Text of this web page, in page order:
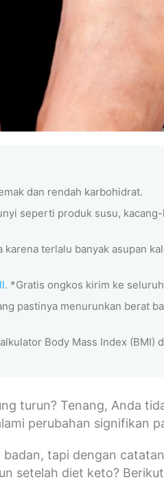
dan rendah karbohidrat.
seperti produk susu,
terlalu banyak asupan
. *Gratis ongkos kirim ke
pastinya menurunkan berat
Body Mass Index (BMI)
turun? Tenang, Anda
perubahan signifikan
tapi dengan
setelah diet keto?